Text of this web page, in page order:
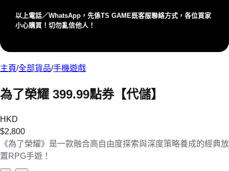
以上電話／WhatsApp，先係TS GAME既客服聯絡⽅式，各位買家
⼩⼼購買！切勿亂信他⼈！
主頁/全部貨品/手機遊戲
為了榮耀 399.99點券【代儲】
HKD
$2,800
《為了榮耀》是一款融合高自由度探索與深度策略養成的經典放
置RPG手遊！